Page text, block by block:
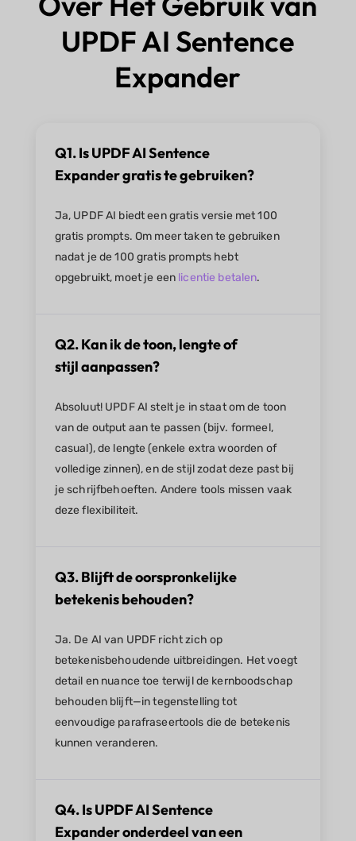
UPDF AI Sentence
Expander
Q1. Is UPDF AI Sentence
Expander gratis te gebruiken?
Ja, UPDF AI biedt een gratis versie met 100
gratis prompts. Om meer taken te gebruiken
nadat je de 100 gratis prompts hebt
opgebruikt, moet je een licentie betalen.
Q2. Kan ik de toon, lengte of
stijl aanpassen?
Absoluut! UPDF AI stelt je in staat om de toon
van de output aan te passen (bijv. formeel,
casual), de lengte (enkele extra woorden of
volledige zinnen), en de stijl zodat deze past bij
je schrijfbehoeften. Andere tools missen vaak
deze flexibiliteit.
Q3. Blijft de oorspronkelijke
betekenis behouden?
Ja. De AI van UPDF richt zich op
betekenisbehoudende uitbreidingen. Het voegt
detail en nuance toe terwijl de kernboodschap
behouden blijft—in tegenstelling tot
eenvoudige parafraseertools die de betekenis
kunnen veranderen.
Q4. Is UPDF AI Sentence
Expander onderdeel van een